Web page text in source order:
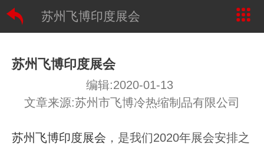
苏州飞博印度展会
苏州飞博印度展会
编辑:2020-01-13
文章来源:苏州市飞博冷热缩制品有限公司
苏州飞博印度展会 ，是我们2020年展会安排之